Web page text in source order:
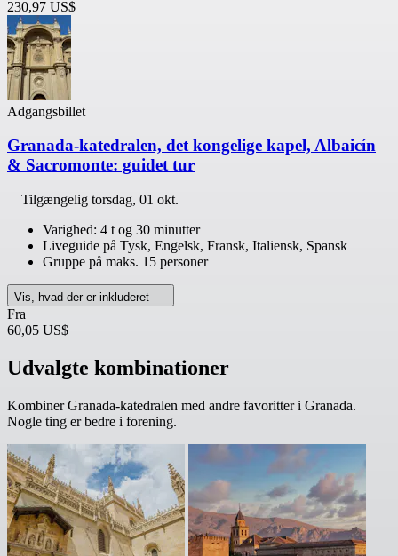
230,97 US$
Adgangsbillet
Granada-katedralen, det kongelige kapel, Albaicín
& Sacromonte: guidet tur
Tilgængelig torsdag, 01 okt.
Varighed: 4 t og 30 minutter
Liveguide på Tysk, Engelsk, Fransk, Italiensk, Spansk
Gruppe på maks. 15 personer
Vis, hvad der er inkluderet
Fra
60,05 US$
Udvalgte kombinationer
Kombiner Granada-katedralen med andre favoritter i Granada.
Nogle ting er bedre i forening.